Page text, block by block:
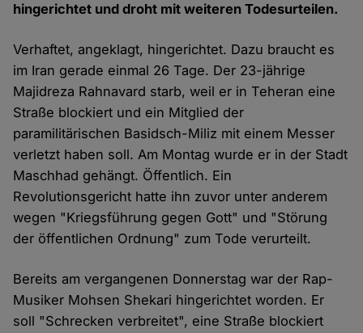
hingerichtet und droht mit weiteren Todesurteilen.
Verhaftet, angeklagt, hingerichtet. Dazu braucht es
im Iran gerade einmal 26 Tage. Der 23-jährige
Majidreza Rahnavard starb, weil er in Teheran eine
Straße blockiert und ein Mitglied der
paramilitärischen Basidsch-Miliz mit einem Messer
verletzt haben soll. Am Montag wurde er in der Stadt
Maschhad gehängt. Öffentlich. Ein
Revolutionsgericht hatte ihn zuvor unter anderem
wegen "Kriegsführung gegen Gott" und "Störung
der öffentlichen Ordnung" zum Tode verurteilt.
Bereits am vergangenen Donnerstag war der Rap-
Musiker Mohsen Shekari hingerichtet worden. Er
soll "Schrecken verbreitet", eine Straße blockiert